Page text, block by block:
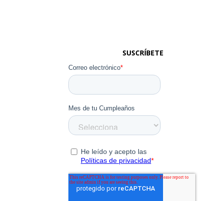
SUSCRÍBETE